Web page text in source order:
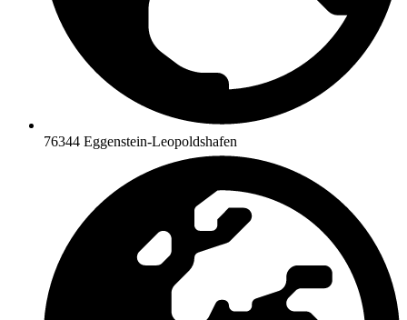
76344 Eggenstein-Leopoldshafen